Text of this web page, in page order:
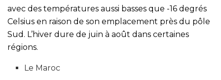
avec des températures aussi basses que -16 degrés
Celsius en raison de son emplacement près du pôle
Sud. L’hiver dure de juin à août dans certaines
régions.
Le Maroc